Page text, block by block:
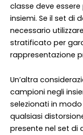
classe deve
insiemi. Se il set di
necessario
stratificato per
rappresentazione
Un’altra
campioni negli
selezionati in
qualsiasi
presente nel set di